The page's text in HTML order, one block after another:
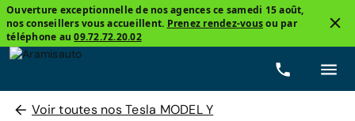
Ouverture exceptionnelle de nos agences ce samedi 15 août,
nos conseillers vous accueillent. Prenez rendez-vousou par
téléphone au09.72.72.20.02
Voir toutes nos Tesla MODEL Y